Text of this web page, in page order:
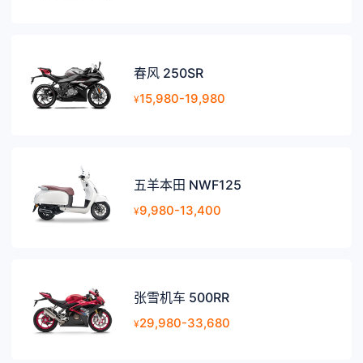
春风 250SR
¥15,980-19,980
五羊本田 NWF125
¥9,980-13,400
张雪机车 500RR
¥29,980-33,680